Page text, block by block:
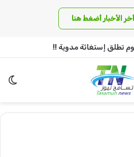
الأخبار أضغط هنا
تطلق إستغاثة مدوية !!